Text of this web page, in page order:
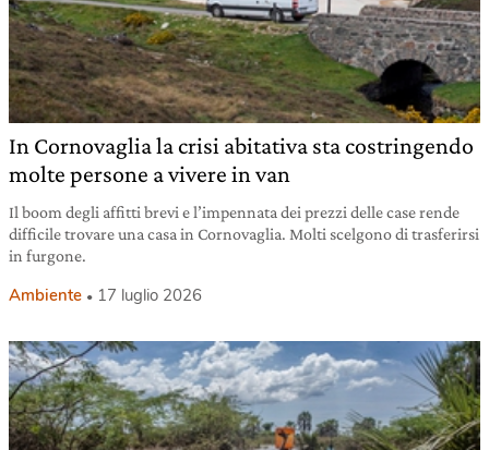
In Cornovaglia la crisi abitativa sta costringendo
molte persone a vivere in van
Il boom degli affitti brevi e l’impennata dei prezzi delle case rende
difficile trovare una casa in Cornovaglia. Molti scelgono di trasferirsi
in furgone.
Ambiente 17 luglio 2026